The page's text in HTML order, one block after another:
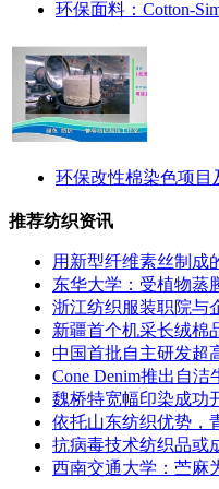
环保面料：Cotton-
环保改性棉染色项目
推荐纺织资讯
用新型纤维素丝制成
东华大学：受植物蒸
浙江纺织服装职院与
新疆首个机采长绒棉
中国首批自主研发超
Cone Denim推出自
魏桥特宽幅印染成功
依托山东纺织优势，
抗病毒技术纺织品或
西南交通大学：苎麻